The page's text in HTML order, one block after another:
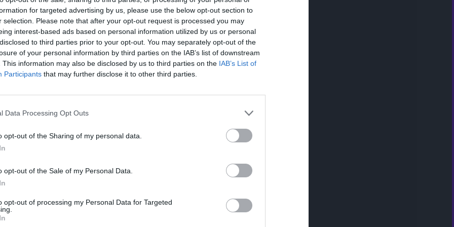
for targeted advertising by us, please use the below opt-out section to
selection. Please note that after your opt-out request is processed you may
interest-based ads based on personal information utilized by us or personal
to third parties prior to your opt-out. You may separately opt-out of the
of your personal information by third parties on the IAB’s list of downstream
This information may also be disclosed by us to third parties on the IAB’s List of
Participants that may further disclose it to other third parties.
Data Processing Opt Outs
opt-out of the Sharing of my personal data.
opt-out of the Sale of my Personal Data.
opt-out of processing my Personal Data for Targeted
Obowiązkowym punktem programu są
spotkania z kolorowymi rybami i pięknymi
zachwycą Cię podwodne pejzaże. Możesz
oraz spróbować swoich sił w wędkarstwie.
się od resortów, pokazując autentyczne
jest nurkowanie z mantami oraz rekinami
majestatycznymi stworzeniami to chleb
są przez lokalne firmy, które zapewniają
przeżycie zapamiętasz na długo.
w ich naturalnym środowisku. Wiele firm
słońca, podczas których możesz cieszyć się
doświadczenie, które będzie idealnymi